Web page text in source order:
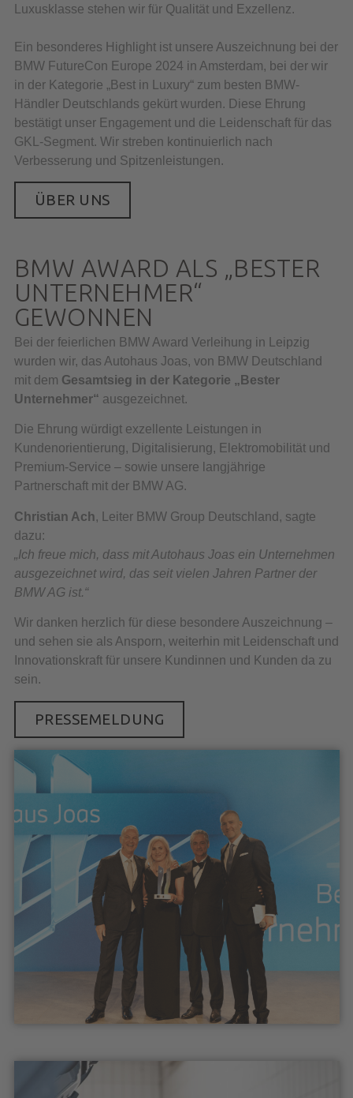
Luxusklasse stehen wir für Qualität und Exzellenz.
Ein besonderes Highlight ist unsere Auszeichnung bei der
BMW FutureCon Europe 2024 in Amsterdam, bei der wir
in der Kategorie „Best in Luxury“ zum besten BMW-
Händler Deutschlands gekürt wurden. Diese Ehrung
bestätigt unser Engagement und die Leidenschaft für das
GKL-Segment. Wir streben kontinuierlich nach
Verbesserung und Spitzenleistungen.
ÜBER UNS
BMW AWARD ALS „BESTER
UNTERNEHMER“
GEWONNEN
Bei der feierlichen BMW Award Verleihung in Leipzig
wurden wir, das Autohaus Joas, von BMW Deutschland
mit dem Gesamtsieg in der Kategorie „Bester
Unternehmer“ ausgezeichnet.
Die Ehrung würdigt exzellente Leistungen in
Kundenorientierung, Digitalisierung, Elektromobilität und
Premium-Service – sowie unsere langjährige
Partnerschaft mit der BMW AG.
Christian Ach, Leiter BMW Group Deutschland, sagte
dazu:
„Ich freue mich, dass mit Autohaus Joas ein Unternehmen
ausgezeichnet wird, das seit vielen Jahren Partner der
BMW AG ist.“
Wir danken herzlich für diese besondere Auszeichnung –
und sehen sie als Ansporn, weiterhin mit Leidenschaft und
Innovationskraft für unsere Kundinnen und Kunden da zu
sein.
PRESSEMELDUNG